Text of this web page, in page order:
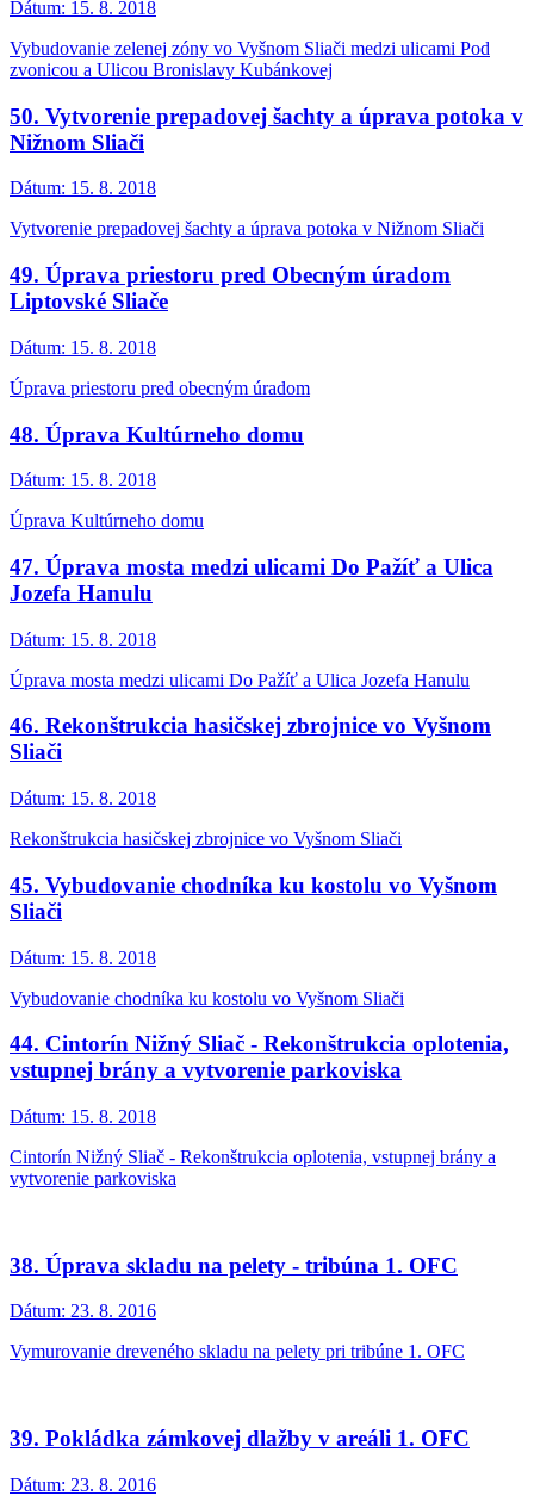
Dátum: 15. 8. 2018
Vybudovanie zelenej zóny vo Vyšnom Sliači medzi ulicami Pod
zvonicou a Ulicou Bronislavy Kubánkovej
50. Vytvorenie prepadovej šachty a úprava potoka v
Nižnom Sliači
Dátum: 15. 8. 2018
Vytvorenie prepadovej šachty a úprava potoka v Nižnom Sliači
49. Úprava priestoru pred Obecným úradom
Liptovské Sliače
Dátum: 15. 8. 2018
Úprava priestoru pred obecným úradom
48. Úprava Kultúrneho domu
Dátum: 15. 8. 2018
Úprava Kultúrneho domu
47. Úprava mosta medzi ulicami Do Pažíť a Ulica
Jozefa Hanulu
Dátum: 15. 8. 2018
Úprava mosta medzi ulicami Do Pažíť a Ulica Jozefa Hanulu
46. Rekonštrukcia hasičskej zbrojnice vo Vyšnom
Sliači
Dátum: 15. 8. 2018
Rekonštrukcia hasičskej zbrojnice vo Vyšnom Sliači
45. Vybudovanie chodníka ku kostolu vo Vyšnom
Sliači
Dátum: 15. 8. 2018
Vybudovanie chodníka ku kostolu vo Vyšnom Sliači
44. Cintorín Nižný Sliač - Rekonštrukcia oplotenia,
vstupnej brány a vytvorenie parkoviska
Dátum: 15. 8. 2018
Cintorín Nižný Sliač - Rekonštrukcia oplotenia, vstupnej brány a
vytvorenie parkoviska
38. Úprava skladu na pelety - tribúna 1. OFC
Dátum: 23. 8. 2016
Vymurovanie dreveného skladu na pelety pri tribúne 1. OFC
39. Pokládka zámkovej dlažby v areáli 1. OFC
Dátum: 23. 8. 2016